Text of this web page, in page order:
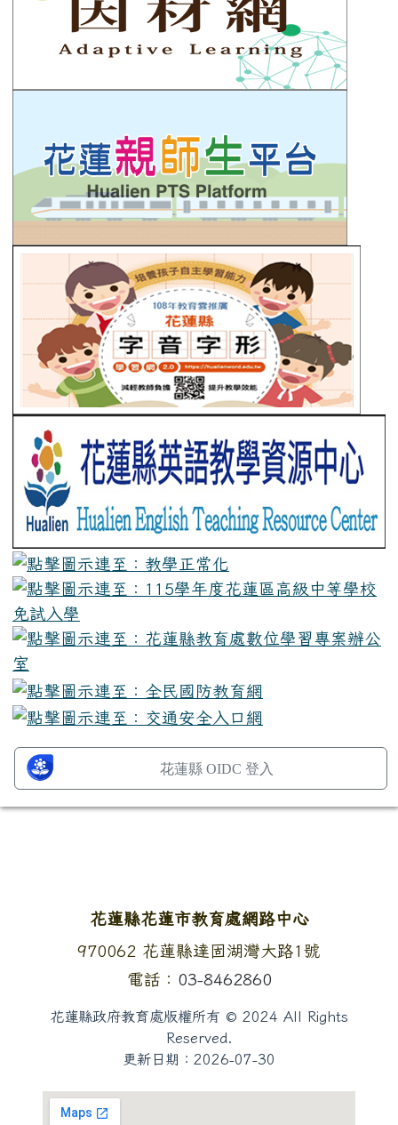
花蓮縣 OIDC 登入
頁尾區域內容
花蓮縣花蓮市教育處網路中心
地址：
970062 花蓮縣達固湖灣大路1號
電話： 03-8462860
花蓮縣政府教育處版權所有 © 2024 All Rights
Reserved.
更新日期： 2026-07-30